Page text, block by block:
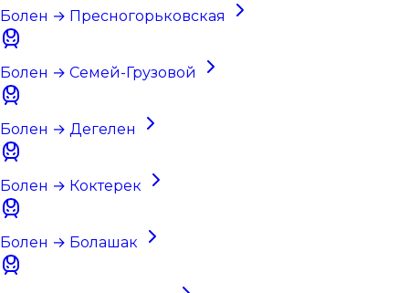
Болен → Пресногорьковская
Болен → Семей-Грузовой
Болен → Дегелен
Болен → Коктерек
Болен → Болашак